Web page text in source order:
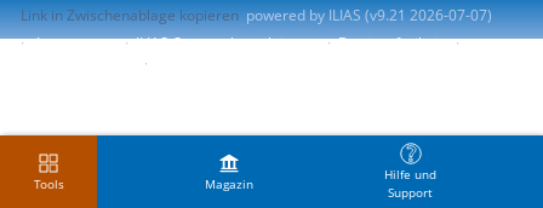
Tools Magazin
Hilfe und
Support
Link in Zwischenablage kopieren powered by ILIAS (v9.21 2026-07-07)
Impressum
ILIAS-Support kontaktieren
Barrierefreiheit